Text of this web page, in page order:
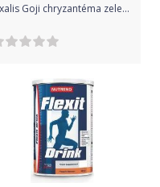
Oxalis Goji chryzantéma zelený aromatizovaný 1 kg 1 kg